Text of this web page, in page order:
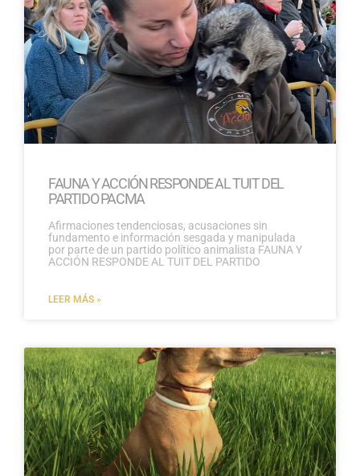
FAUNA Y ACCIÓN RESPONDE AL TUIT DEL
PARTIDO PACMA
Afirmaciones tendenciosas, acusaciones sin
fundamento e información sesgada y manipulada
por parte de un partido político animalista FAUNA Y
ACCIÓN RESPONDE AL TUIT DEL PARTIDO
LEER MÁS »